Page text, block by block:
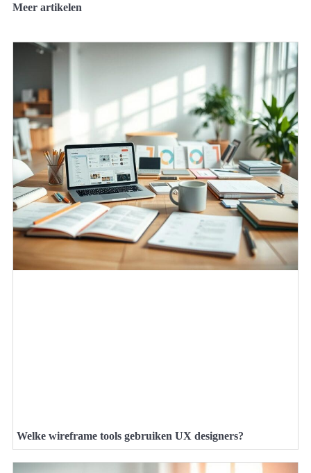
Meer artikelen
Welke wireframe tools gebruiken UX designers?